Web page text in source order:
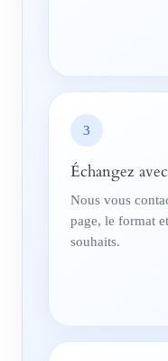
3
Échangez
Nous vous
page, le format
souhaits.